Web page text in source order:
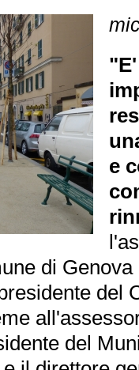
e
di Genova
del
del